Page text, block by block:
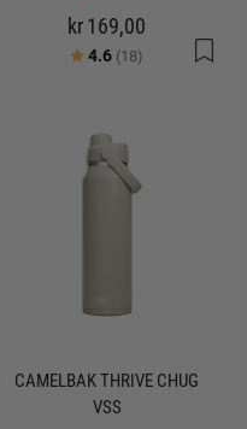
kr 169,00
Karakter:
4.6 (18) av 5 mulige
CAMELBAK THRIVE CHUG
VSS